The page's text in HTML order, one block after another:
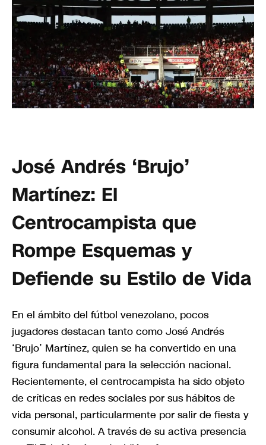
José Andrés ‘Brujo’
Martínez: El
Centrocampista que
Rompe Esquemas y
Defiende su Estilo de Vida
En el ámbito del fútbol venezolano, pocos
jugadores destacan tanto como José Andrés
‘Brujo’ Martínez, quien se ha convertido en una
figura fundamental para la selección nacional.
Recientemente, el centrocampista ha sido objeto
de críticas en redes sociales por sus hábitos de
vida personal, particularmente por salir de fiesta y
consumir alcohol. A través de su activa presencia